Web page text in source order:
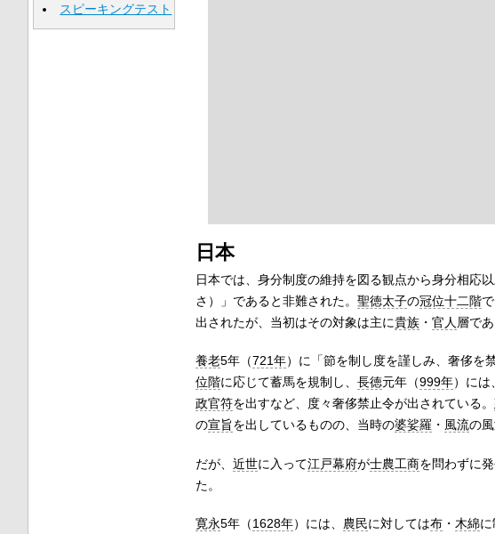
日本
日本では、身分制度の維持を図る観点から身分相応
さ）」であると非難された。 聖徳太子の冠位十二階
出されたが、当初はその対象は主に貴族・ 官人層であ
養老5年（721年）に「節を制し度を謹しみ、奢侈を
位階に応じて蓄馬を規制し、 長徳元年（999年）には、
政官符を出すなど、度々奢侈禁止令が出されている。
の宣旨を出しているものの、当時の婆娑羅・ 風流の
だが、 近世に入って江戸幕府が士農工商を問わずに
た。
寛永5年（1628年）には、 農民に対しては布・ 木綿に
スピーキングテスト